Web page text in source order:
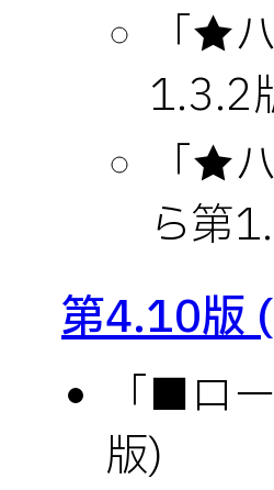
「★
1.3.2
「★
ら第
第4.10版
「■ロ
版)